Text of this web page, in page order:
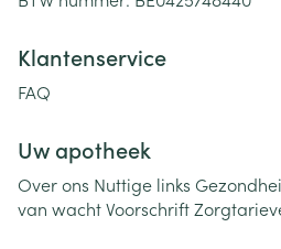
Klantenservice
FAQ
Uw apotheek
Over ons Nuttige links
van wachtVoorschrift